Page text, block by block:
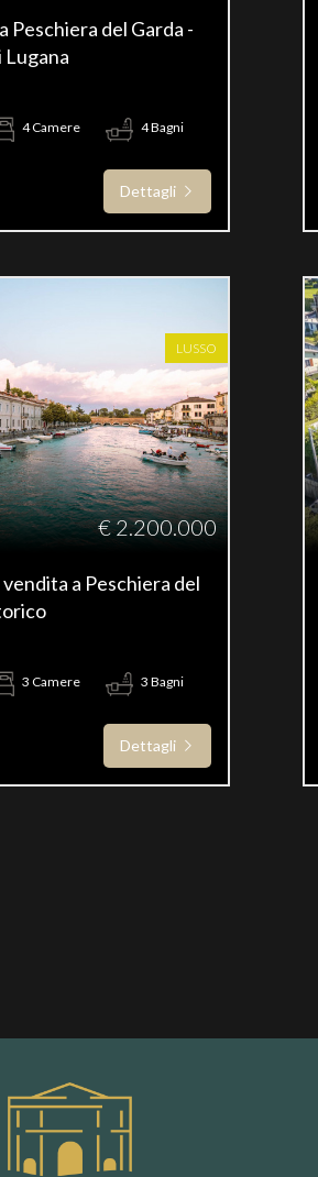
Peschiera del Garda -
4 Camere 4 Bagni
Dettagli
LUSSO
€ 2.200.000
a Peschiera del
3 Camere 3 Bagni
Dettagli